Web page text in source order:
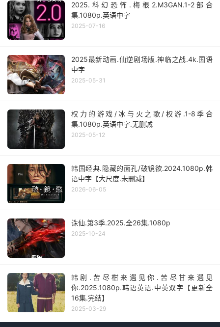
2025.科幻恐怖.梅根2.M3GAN.1-2部合
集.1080p.英语中字
2025-07-16
2025最新动画.仙逆剧场版.神临之战.4k.国语
中字
2025-05-31
权力的游戏/冰与火之歌/权游.1-8季合
集.1080p.英语中字.无删减
2025-05-12
韩国经典.隐藏的面孔/破镜欲.2024.1080p.韩
语中字【大尺度.未删减】
2026-06-05
诛仙.第3季.2025.全26集.1080p
2025-10-24
韩剧.苦尽柑来遇见你.苦尽甘来遇见
你.2025.1080p.韩语英语.中英双字【更新全
16集.完结】
2025-03-29